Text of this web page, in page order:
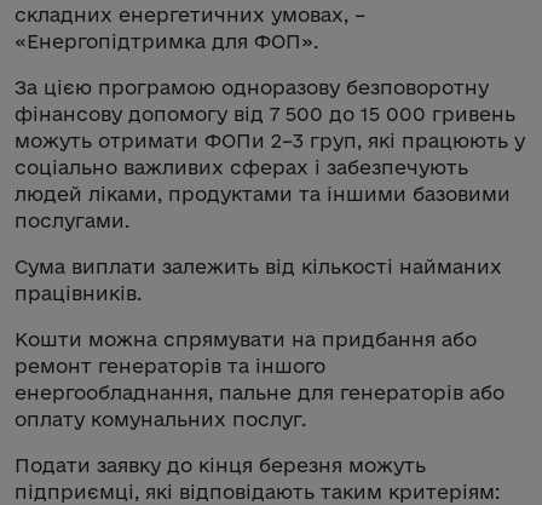
складних енергетичних умовах, –
«Енергопідтримка для ФОП».
За цією програмою одноразову безповоротну
фінансову допомогу від 7 500 до 15 000 гривень
можуть отримати ФОПи 2–3 груп, які працюють у
соціально важливих сферах і забезпечують
людей ліками, продуктами та іншими базовими
послугами.
Сума виплати залежить від кількості найманих
працівників.
Кошти можна спрямувати на придбання або
ремонт генераторів та іншого
енергообладнання, пальне для генераторів або
оплату комунальних послуг.
Подати заявку до кінця березня можуть
підприємці, які відповідають таким критеріям: